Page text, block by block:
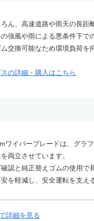
ん、高速道路や雨天の長距
強風や雨による悪条件下で
交換可能なため環境負荷を
の詳細・購入はこちら
ワイパーブレードは、グラ
両立させています。
認と純正替えゴムの使用で
を軽減し、安全運転を支え
詳細を見る